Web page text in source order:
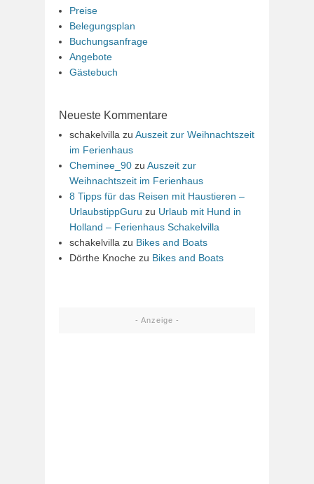
Preise
Belegungsplan
Buchungsanfrage
Angebote
Gästebuch
Neueste Kommentare
schakelvilla zu Auszeit zur Weihnachtszeit
im Ferienhaus
Cheminee_90 zu Auszeit zur
Weihnachtszeit im Ferienhaus
8 Tipps für das Reisen mit Haustieren –
UrlaubstippGuru zu Urlaub mit Hund in
Holland – Ferienhaus Schakelvilla
schakelvilla zu Bikes and Boats
Dörthe Knoche zu Bikes and Boats
- Anzeige -